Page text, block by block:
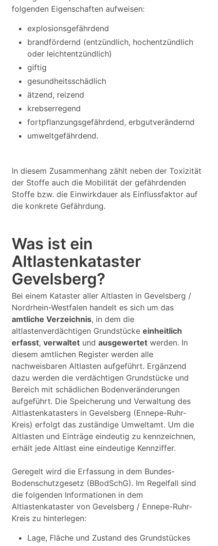
folgenden Eigenschaften aufweisen:
explosionsgefährdend
brandfördernd (entzündlich, hochentzündlich
oder leichtentzündlich)
giftig
gesundheitsschädlich
ätzend, reizend
krebserregend
fortpflanzungsgefährdend, erbgutverändernd
umweltgefährdend.
In diesem Zusammenhang zählt neben der Toxizität
der Stoffe auch die Mobilität der gefährdenden
Stoffe bzw. die Einwirkdauer als Einflussfaktor auf
die konkrete Gefährdung.
Was ist ein
Altlastenkataster
Gevelsberg?
Bei einem Kataster aller Altlasten in Gevelsberg /
Nordrhein-Westfalen handelt es sich um das
amtliche Verzeichnis, in dem die
altlastenverdächtigen Grundstücke einheitlich
erfasst, verwaltet und ausgewertet werden. In
diesem amtlichen Register werden alle
nachweisbaren Altlasten aufgeführt. Ergänzend
dazu werden die verdächtigen Grundstücke und
Bereich mit schädlichen Bodenveränderungen
aufgeführt. Die Speicherung und Verwaltung des
Altlastenkatasters in Gevelsberg (Ennepe-Ruhr-
Kreis) erfolgt das zuständige Umweltamt. Um die
Altlasten und Einträge eindeutig zu kennzeichnen,
erhält jede Altlast eine eindeutige Kennziffer.
Geregelt wird die Erfassung in dem Bundes-
Bodenschutzgesetz (BBodSchG). Im Regelfall sind
die folgenden Informationen in dem
Altlastenkataster von Gevelsberg / Ennepe-Ruhr-
Kreis zu hinterlegen:
Lage, Fläche und Zustand des Grundstückes